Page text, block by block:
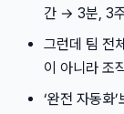
간 → 3분, 3
그런데 팀 전
이 아니라 조
‘완전 자동화